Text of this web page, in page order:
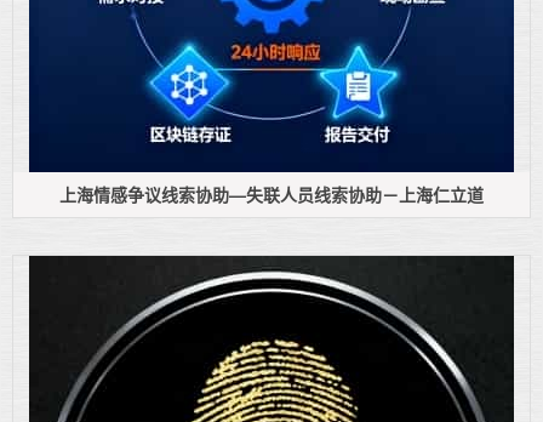
上海情感争议线索协助—失联人员线索协助－上海仁立道